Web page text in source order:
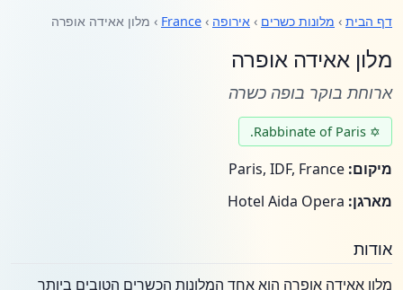
דף הבית › מלונות כשרים › אירופה ›
France › מלון אאידה אופרה
מלון אאידה אופרה
ארוחת בוקר בופה כשרה
✡ Rabbinate of Paris.
מיקום:
מארגן:
אודות
מלון אאידה אופרה הוא אחד המלונות הכשרים הטובים ביותר